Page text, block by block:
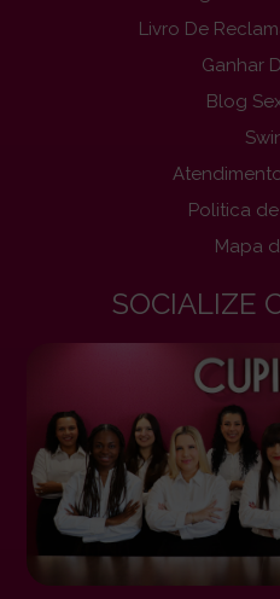
Livro De
Ganhar
Blog
Politica
Mapa
SOCIALIZE